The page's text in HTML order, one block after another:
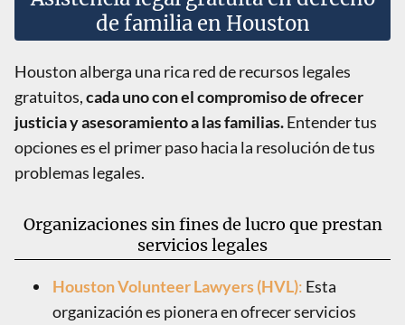
de familia en Houston
Houston alberga una rica red de recursos legales
gratuitos,cada uno con el compromiso de ofrecer
justicia y asesoramiento a las familias.Entender tus
opciones es el primer paso hacia la resolución de tus
problemas legales.
Organizaciones sin fines de lucro que prestan
servicios legales
Houston Volunteer Lawyers (HVL): Esta
organización es pionera en ofrecer servicios